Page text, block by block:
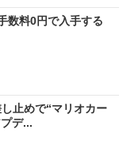
数料0円で入手する
止めで“マリオカー
デ...